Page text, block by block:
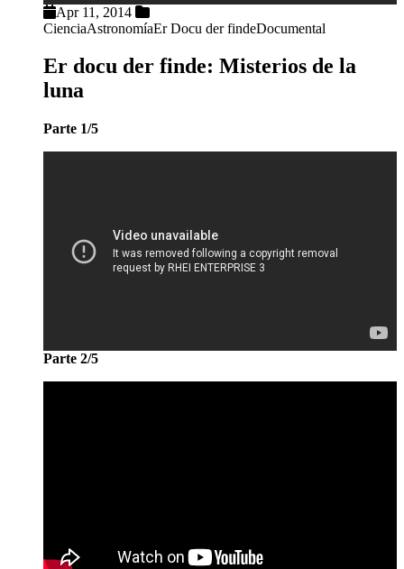
Apr 11, 2014
CienciaAstronomíaEr Docu der findeDocumental
Er docu der finde: Misterios de la
luna
Parte 1/5
Parte 2/5